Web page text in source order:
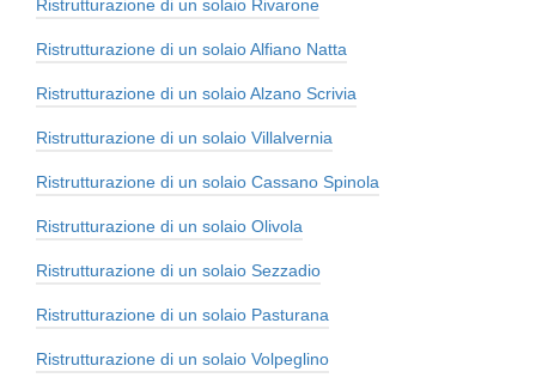
Ristrutturazione di un solaio Rivarone
Ristrutturazione di un solaio Alfiano Natta
Ristrutturazione di un solaio Alzano Scrivia
Ristrutturazione di un solaio Villalvernia
Ristrutturazione di un solaio Cassano Spinola
Ristrutturazione di un solaio Olivola
Ristrutturazione di un solaio Sezzadio
Ristrutturazione di un solaio Pasturana
Ristrutturazione di un solaio Volpeglino